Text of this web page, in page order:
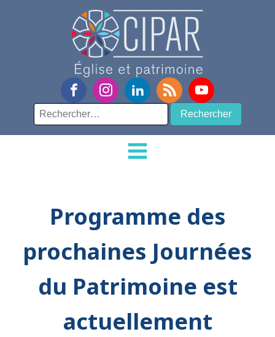
Rechercher :
Programme des
prochaines Journées
du Patrimoine est
actuellement